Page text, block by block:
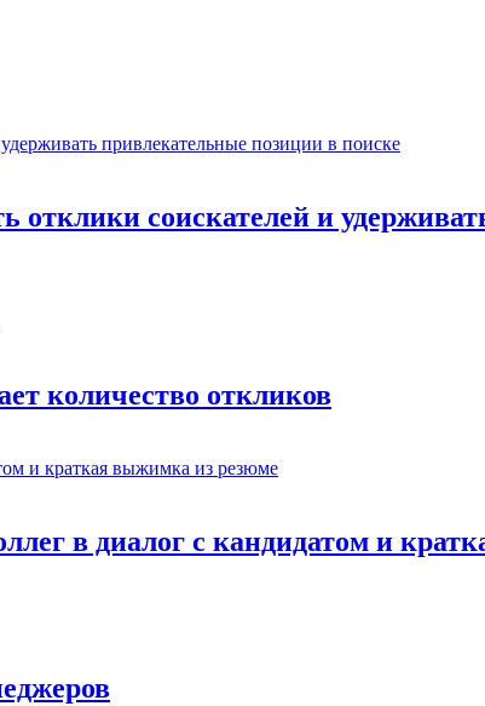
отклики соискателей и
количество откликов
в диалог с кандидатом и